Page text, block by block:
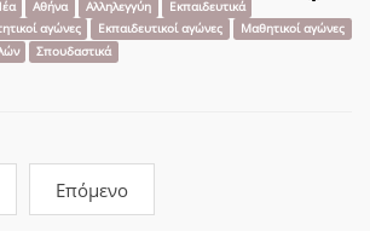
Αθήνα Αλληλεγγύη
Εκπαιδευτικά
αγώνες Εκπαιδευτικοί αγώνες
Μαθητικοί αγώνες
Σπουδαστικά
Επόμενο